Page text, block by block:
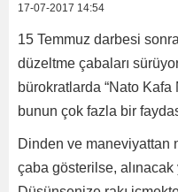
17-07-2017 14:54
15 Temmuz darbesi
düzeltme çabaları
bürokratlarda “Nato
bunun çok fazla bir
Dinden ve maneviyattan
çaba gösterilse,